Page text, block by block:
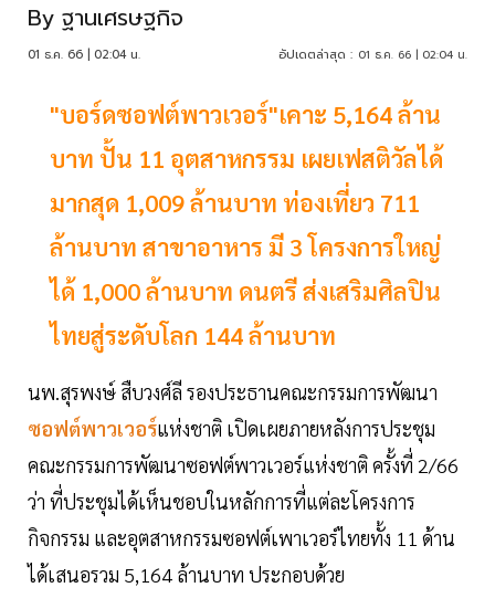
By ฐานเศรษฐกิจ
01 ธ.ค. 66 | 02:04 น. อัปเดตล่าสุด : 01 ธ.ค. 66 | 02:04 น.
"บอร์ดซอฟต์พาวเวอร์"เคาะ 5,164 ล้าน
บาท ปั้น 11 อุตสาหกรรม เผยเฟสติวัลได้
มากสุด 1,009 ล้านบาท ท่องเที่ยว 711
ล้านบาท สาขาอาหาร มี 3 โครงการใหญ่
ได้ 1,000 ล้านบาท ดนตรี ส่งเสริมศิลปิน
ไทยสู่ระดับโลก 144 ล้านบาท
นพ.สุรพงษ์ สืบวงศ์ลี รองประธานคณะกรรมการพัฒนา
ซอฟต์พาวเวอร์แห่งชาติ เปิดเผยภายหลังการประชุม
คณะกรรมการพัฒนาซอฟต์พาวเวอร์แห่งชาติ ครั้งที่ 2/66
ว่า ที่ประชุมได้เห็นชอบในหลักการที่แต่ละโครงการ
กิจกรรม และอุตสาหกรรมซอฟต์เพาเวอร์ไทยทั้ง 11 ด้าน
ได้เสนอรวม 5,164 ล้านบาท ประกอบด้วย